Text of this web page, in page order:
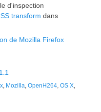
d'inspection
transform dans
de Mozilla Firefox
Mozilla OpenH264 OS X